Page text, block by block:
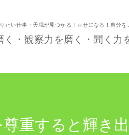
たい仕事・天職が見つかる！幸せになる！自
く・観察力を磨く・聞く
重すると輝き